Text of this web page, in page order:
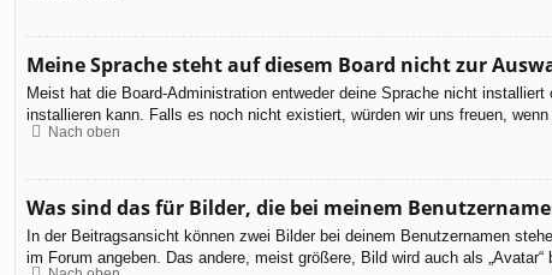
Meine Sprache steht auf diesem Board nicht zur
Meist hat die Board-Administration entweder deine Sprache nicht
installieren kann. Falls es noch nicht existiert, würden wir uns freuen,
Nach oben
Was sind das für Bilder, die bei meinem
In der Beitragsansicht können zwei Bilder bei deinem Benutzernamen
im Forum angeben. Das andere, meist größere, Bild wird auch als